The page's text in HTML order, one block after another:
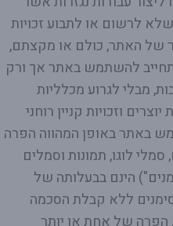
לרשום או לתבוע זכויות
של האתר, כולם או מקצתם,
להשתמש באתר אך ורק
מבלי לגרוע מכלליות
וזכויות קניין רוחני
באתר באופן המהווה הפרה
לוגו, תמונות וסמלים
הינם בבעלותה של
ללא קבלת הסכמה
של אחת או יותר